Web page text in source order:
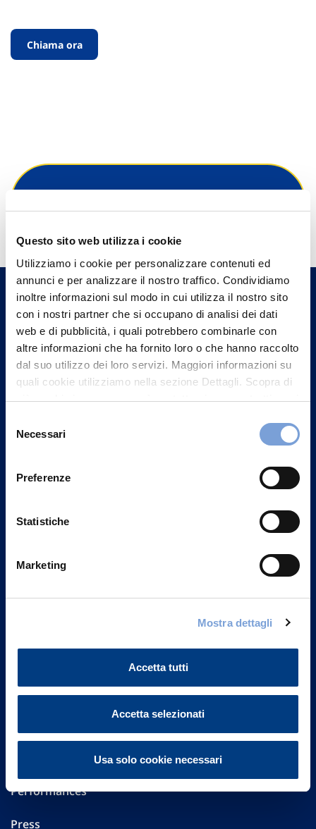
Questo sito web utilizza i cookie
Utilizziamo i cookie per personalizzare contenuti ed
annunci e per analizzare il nostro traffico. Condividiamo
inoltre informazioni sul modo in cui utilizza il nostro sito
con i nostri partner che si occupano di analisi dei dati
web e di pubblicità, i quali potrebbero combinarle con
altre informazioni che ha fornito loro o che hanno raccolto
dal suo utilizzo dei loro servizi. Maggiori informazioni su
quali cookie utilizziamo nella sezione Dettagli. Scopra di
più su chi siamo, come può contattarci e come trattiamo i
può trovare nel footer del sito nella sezione "Informativa
delNecessari
Preferenze
Statistiche
Marketing
Mostra dettagli
Accetta tutti
Accetta selezionati
Usa solo cookie necessari
Chiama ora
Hai bisogno di
informazioni?
Trova l'Agenzia più vicina a te e parla con
un nostro Agente.
Contattaci
20149 Milano
Governance
Investor Relations
Performances
Press